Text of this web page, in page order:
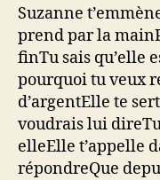
Suzanne
prend par la
finTu sais qu’elle
pourquoi tu veux
d’argentElle te
voudrais lui direTu
elleElle t’appelle
répondreQue